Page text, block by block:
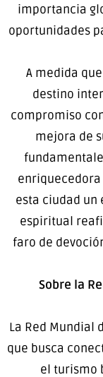
importancia
oportunidades
A medida
destino
compromiso
mejora de
enriquecedora
esta ciudad un
espiritual
faro de
Sobre la
La Red Mundial
que busca
el turismo